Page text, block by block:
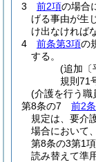
3
前2項の場合
げる事由が生
け出なければ
4
前条第3項の
する。
(追加〔
規則71
(介護を行う職
第8条の7
前2条
規定は、要介
場合において、
第8条の3第1
読み替えて準